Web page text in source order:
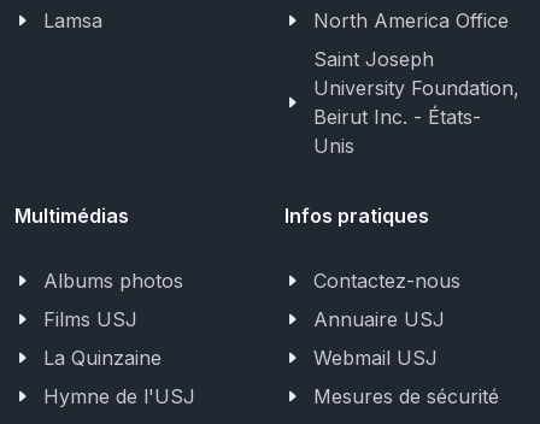
Lamsa
North America Office
Saint Joseph
University Foundation,
Beirut Inc. - États-
Unis
Multimédias
Albums photos
Films USJ
La Quinzaine
Hymne de l'USJ
Infos pratiques
Contactez-nous
Annuaire USJ
Webmail USJ
Mesures de sécurité